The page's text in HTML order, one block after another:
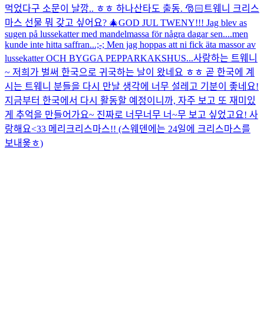
먹었다구 소문이 날깡.. ㅎㅎ 하나산타도 출동. 🎅🏻 트웨니 크리스
마스 선물 뭐 갖고 싶어요? 🎄GOD JUL TWENY!!! Jag blev as
sugen på lussekatter med mandelmassa för några dagar sen....men
kunde inte hitta saffran...;-; Men jag hoppas att ni fick äta massor av
lussekatter OCH BYGGA PEPPARKAKSHUS...사랑하는 트웨니
~ 저희가 벌써 한국으로 귀국하는 날이 왔네요 ㅎㅎ 곧 한국에 계
시는 트웨니 분들을 다시 만날 생각에 너무 설레고 기분이 좋네요!
지금부터 한국에서 다시 활동할 예정이니까, 자주 보고 또 재미있
게 추억을 만들어가요~ 진짜로 너무너무 너~무 보고 싶었고요! 사
랑해요<33 메리크리스마스!! (스웨덴에는 24일에 크리스마스를
보내욯ㅎ)